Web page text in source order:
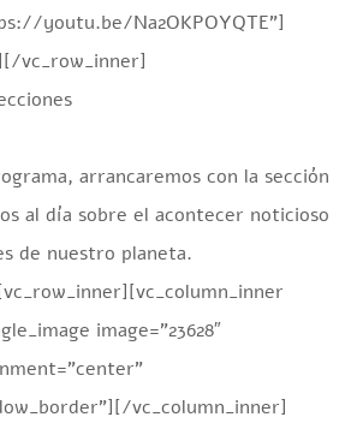
youtu.be/Na2OKPOYQTE”]
vc_row_inner]
arrancaremos con la sección
al día sobre el acontecer noticioso
de nuestro planeta.
image=”23628″
vc_column_inner]